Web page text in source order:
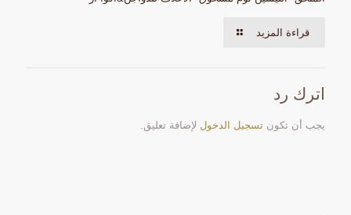
قراءة المزيد
اترك رد
يجب أن تكون تسجيل الدخول لإضافة تعليق.